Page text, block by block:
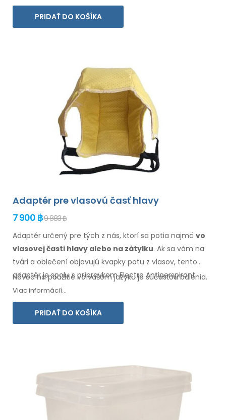
PRIDAŤ DO KOŠÍKA
Adaptér pre vlasovú časť hlavy
7 900 ฿9 883 ฿
Adaptér určený pre tých z nás, ktorí sa potia najmä vo
vlasovejčasti hlavy alebo na zátylku. Ak sa vám na
tvári a oblečení objavujú kvapky potu z vlasov, tento
adaptér je spolu s prípravkom Electro Antiperspirant
Forte alebo Electro Antiperspirant ELITE určený práve pre
vás.
Návod na použitie vo vašom jazyku je súčasťou balenia.
Viac informácií...
PRIDAŤ DO KOŠÍKA